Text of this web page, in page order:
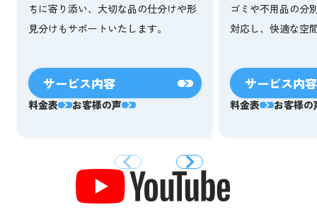
ちに寄り添い、大切な品の仕分けや形
見分けもサポートいたします。
サービス内容
料金表 お客様の声
ゴミや不用品の分
対応し、快適な空
サービス内容
料金表 お客様の